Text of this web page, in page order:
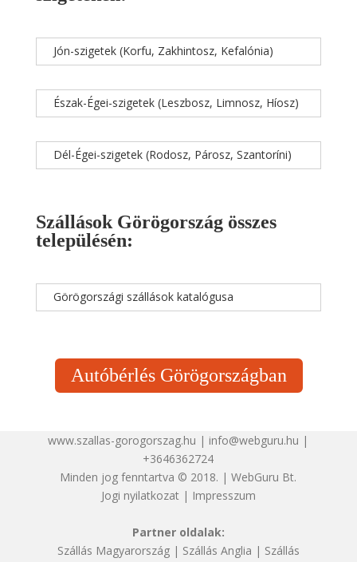
Jón-szigetek (Korfu, Zakhintosz, Kefalónia)
Észak-Égei-szigetek (Leszbosz, Limnosz, Híosz)
Dél-Égei-szigetek (Rodosz, Párosz, Szantoríni)
Szállások Görögország összes
településén:
Görögországi szállások katalógusa
Autóbérlés Görögországban
www.szallas-gorogorszag.hu | info@webguru.hu |
+3646362724
Minden jog fenntartva © 2018. | WebGuru Bt.
Jogi nyilatkozat| Impresszum
Partner oldalak:
Szállás Magyarország| Szállás Anglia | Szállás